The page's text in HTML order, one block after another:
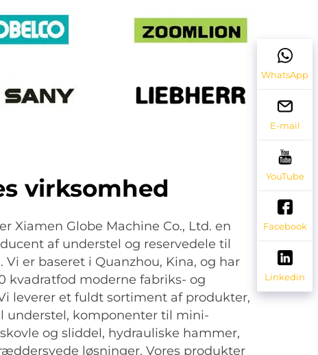
virksomhed
Xiamen Globe Machine Co., Ltd. en
af understel og reservedele til
er baseret i Quanzhou, Kina, og har
kvadratfod moderne fabriks- og
leverer et fuldt sortiment af produkter,
understel, komponenter til mini-
og sliddel, hydrauliske hammer,
løsninger. Vores produkter
WhatsApp
E-mail
YouTube
Facebook
Linkedin